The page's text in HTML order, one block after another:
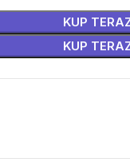
KUP
KUP